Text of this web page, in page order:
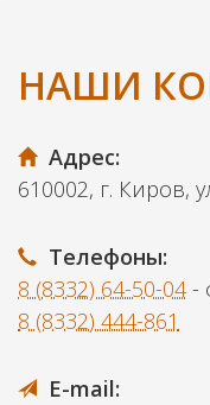
НАШИ
Адрес:
610002, г. Киров,
Телефоны:
8 (8332) 64-50-04-
8 (8332) 444-861
E-mail: